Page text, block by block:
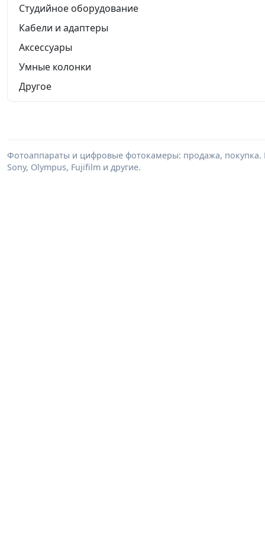
Студийное оборудование
Кабели и адаптеры
Аксессуары
Умные колонки
Другое
Фотоаппараты и цифровые фотокамеры: продажа, покупка.
Sony, Olympus, Fujifilm и другие.